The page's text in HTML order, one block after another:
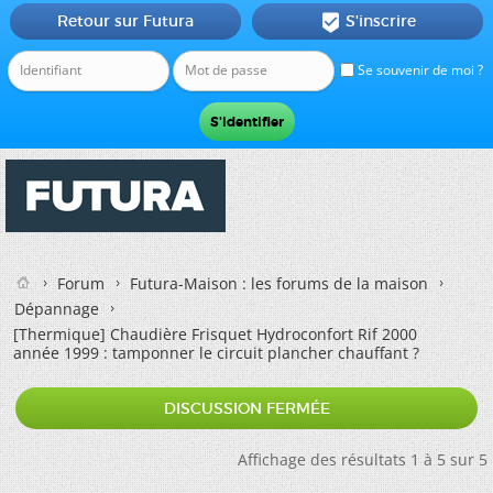
Se souvenir de moi ?
Retour sur Futura  S'inscrire
Forum
Futura-Maison : les forums de la maison
Dépannage
[Thermique]Chaudière Frisquet Hydroconfort Rif 2000
année 1999 : tamponner le circuit plancher chauffant ?
DISCUSSION FERMÉE
Affichage des résultats 1 à 5 sur 5